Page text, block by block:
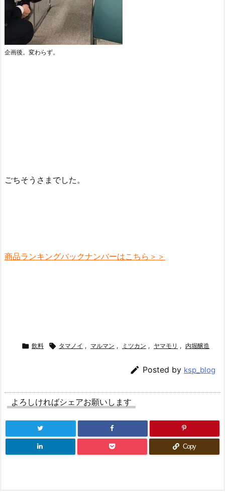
企画後。変わらず。
ごちそうさまでした。
商品ランキングバックナンバーはこちら＞＞
 飲料  タマノイ , マルマン , ミツカン , ヤマモリ , 内堀醸造
 Posted by ksp_blog
よろしければシェアお願いします
Copy